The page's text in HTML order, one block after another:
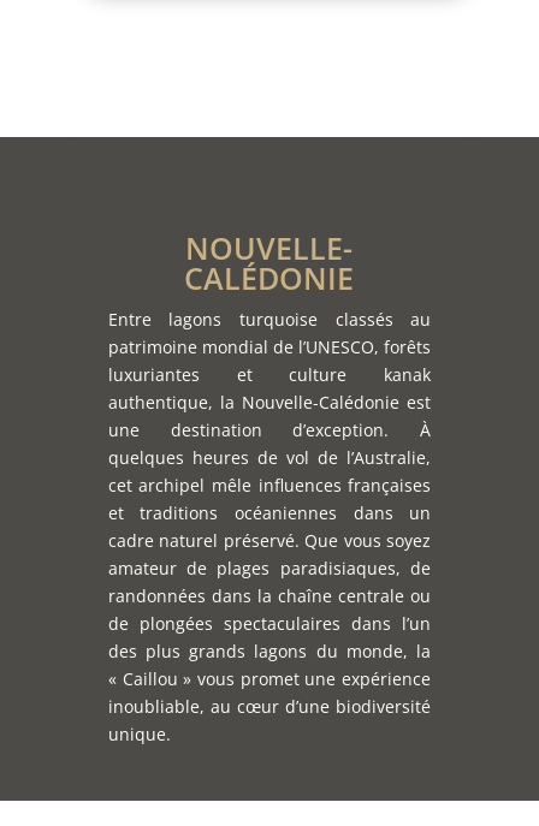
NOUVELLE-
CALÉDONIE
Entre lagons turquoise classés au
patrimoine mondial de l’UNESCO, forêts
luxuriantes et culture kanak
authentique, la Nouvelle-Calédonie est
une destination d’exception. À
quelques heures de vol de l’Australie,
cet archipel mêle influences françaises
et traditions océaniennes dans un
cadre naturel préservé. Que vous soyez
amateur de plages paradisiaques, de
randonnées dans la chaîne centrale ou
de plongées spectaculaires dans l’un
des plus grands lagons du monde, la
« Caillou » vous promet une expérience
inoubliable, au cœur d’une biodiversité
unique.